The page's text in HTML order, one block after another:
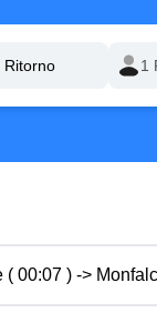
00:07 ) ->